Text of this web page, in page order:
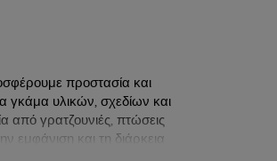
προστασία και
γκάμα υλικών, σχεδίων και
από γρατζουνιές, πτώσεις
εμφάνιση και τη διάρκεια